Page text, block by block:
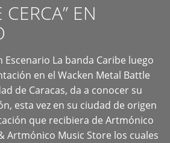
CERCA” EN
Escenario La banda Caribe luego
en el Wacken Metal Battle
de Caracas, da a conocer su
esta vez en su ciudad de origen
que recibiera de Artmónico
Artmónico Music Store los cuales
+